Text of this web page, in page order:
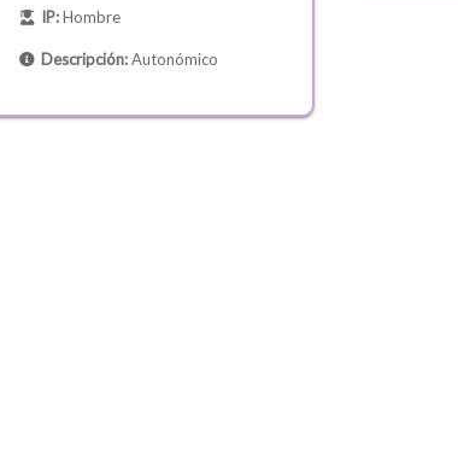
IP:Hombre
Descripción:Autonómico